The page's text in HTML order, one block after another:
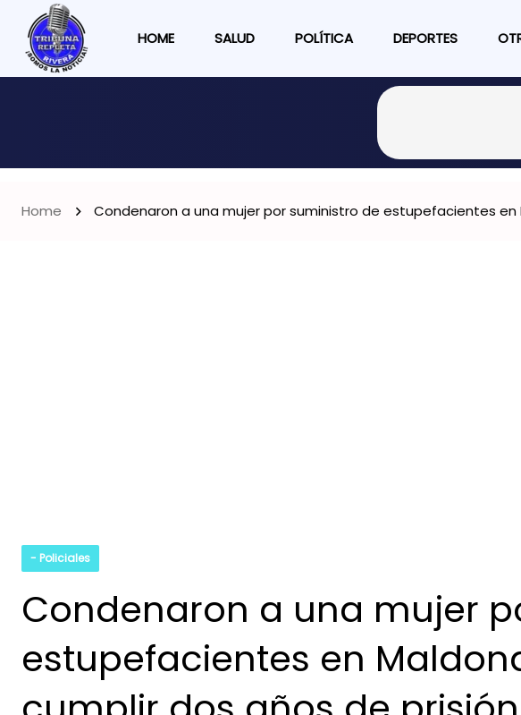
HOME SALUD POLÍTICA DEPORTES
Home Condenaron a una mujer por suministro de estupefacientes
- Policiales
Condenaron a una mujer
estupefacientes en